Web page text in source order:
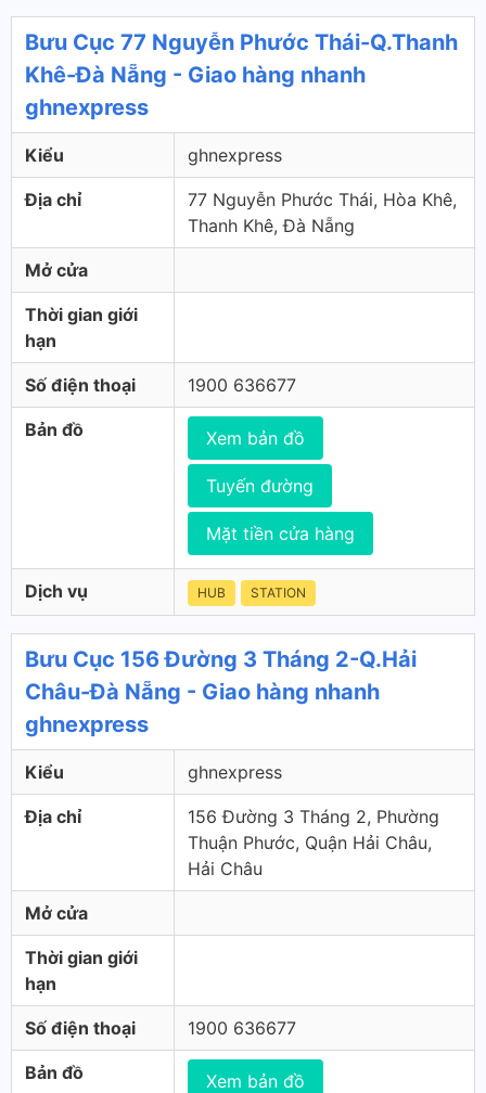
Bưu Cục 77 Nguyễn Phước Thái-Q.Thanh
Khê-Đà Nẵng - Giao hàng nhanh
ghnexpress
Kiểu ghnexpress
Địa chỉ
77 Nguyễn Phước Thái, Hòa Khê,
Thanh Khê, Đà Nẵng
Mở cửa
Thời gian giới
hạn
Số điện thoại 1900 636677
Bản đồ Xem bản đồ
Tuyến đường
Mặt tiền cửa hàng
Dịch vụ HUB STATION
Bưu Cục 156 Đường 3 Tháng 2-Q.Hải
Châu-Đà Nẵng - Giao hàng nhanh
ghnexpress
Kiểu ghnexpress
Địa chỉ
156 Đường 3 Tháng 2, Phường
Thuận Phước, Quận Hải Châu,
Hải Châu
Mở cửa
Thời gian giới
hạn
Số điện thoại 1900 636677
Bản đồ Xem bản đồ